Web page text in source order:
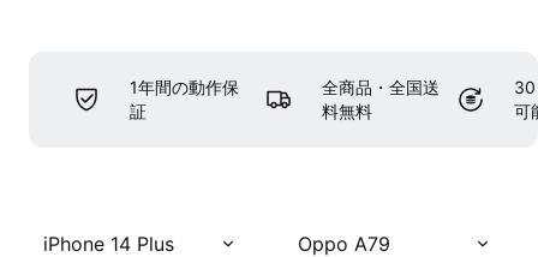
1年間の動作保
証
全商品・全国送
料無料
30
可
iPhone 14 Plus Oppo A79